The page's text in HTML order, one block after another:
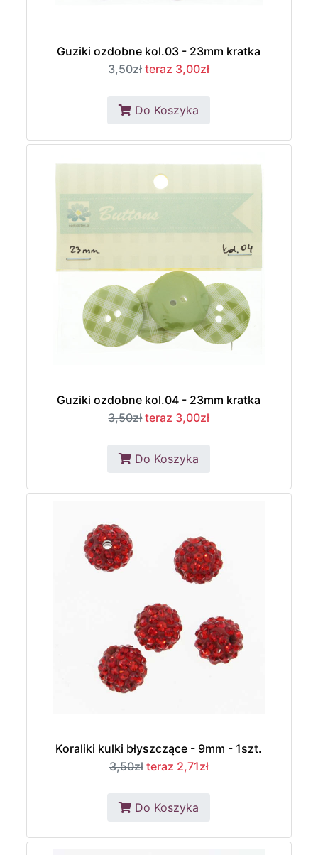
Guziki ozdobne kol.03 - 23mm kratka
3,50zł teraz 3,00zł
Do Koszyka
Guziki ozdobne kol.04 - 23mm kratka
3,50zł teraz 3,00zł
Do Koszyka
Koraliki kulki błyszczące - 9mm - 1szt.
3,50zł teraz 2,71zł
Do Koszyka